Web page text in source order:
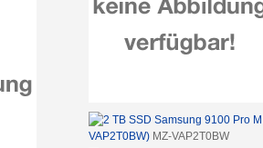
VAP2T0BW) MZ-VAP2T0BW